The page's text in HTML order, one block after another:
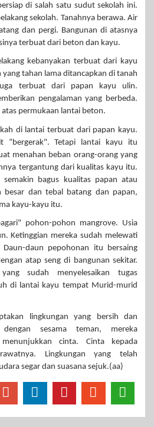
di salah satu sudut sekolah ini.
sekolah. Tanahnya berawa. Air
dan pergi. Bangunan di atasnya
terbuat dari beton dan kayu.
kebanyakan terbuat dari kayu
yang tahan lama ditancapkan di tanah
terbuat dari papan kayu ulin.
pengalaman yang berbeda.
permukaan lantai beton.
di lantai terbuat dari papan kayu.
“bergerak". Tetapi lantai kayu itu
menahan beban orang-orang yang
tergantung dari kualitas kayu itu.
bagus kualitas papan atau
besar dan tebal batang dan papan,
kayu-kayu itu.
pohon-pohon mangrove. Usia
Ketinggian mereka sudah melewati
daun pepohonan itu bersaing
atap seng di bangunan sekitar.
sudah menyelesaikan tugas
di lantai kayu tempat Murid-murid
lingkungan yang bersih dan
dengan sesama teman, mereka
cinta. Cinta kepada
Lingkungan yang telah
segar dan suasana sejuk.(aa)